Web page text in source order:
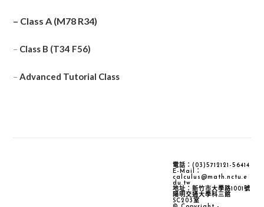
– Class A (M78 R34)
– Class B (T34 F56)
–Advanced Tutorial Class
電話：(03)5712121-56414
E-Mail：
calculus@math.nctu.e
du.tw
地址：新竹市大學路1001號
陽明交通大學科三館
SC203室